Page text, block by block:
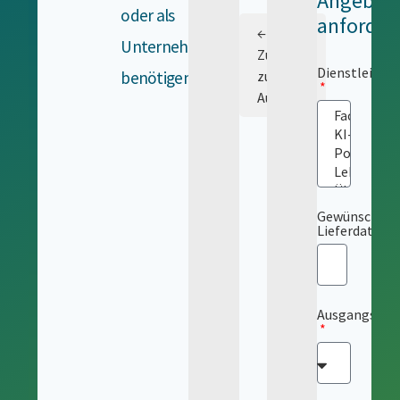
oder als
Unternehmen
benötigen.
←
Zurück
zur
Auswahl
Gewünschtes
Lieferdatum